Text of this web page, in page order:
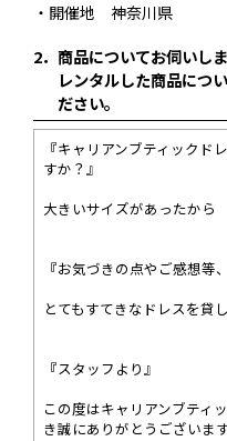
・開催地 神奈川県
2． 商品についてお伺いしま
レンタルした商品につ
ださい。
『キャリアンブティックド
すか？』
大きいサイズがあったから
『お気づきの点やご感想等
とてもすてきなドレスを貸
『スタッフより』
この度はキャリアンブティ
き誠にありがとうございます